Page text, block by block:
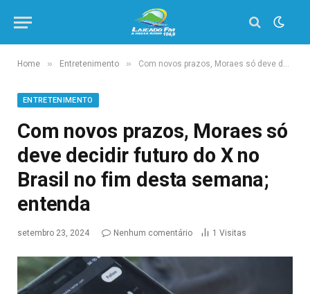
Home » Entretenimento » Com novos prazos, Moraes só deve decidir futuro do X no Brasil no fim desta semana; entenda
ENTRETENIMENTO
Com novos prazos, Moraes só
deve decidir futuro do X no
Brasil no fim desta semana;
entenda
setembro 23, 2024 Nenhum comentário 1 Visitas